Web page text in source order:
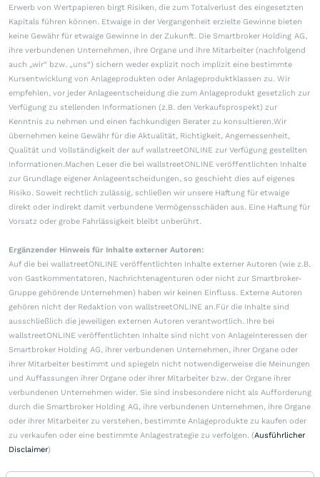
Erwerb von Wertpapieren birgt Risiken, die zum Totalverlust des eingesetzten
Kapitals führen können. Etwaige in der Vergangenheit erzielte Gewinne bieten
keine Gewähr für etwaige Gewinne in der Zukunft. Die Smartbroker Holding AG,
ihre verbundenen Unternehmen, ihre Organe und ihre Mitarbeiter (nachfolgend
auch „wir“ bzw. „uns“) sichern weder explizit noch implizit eine bestimmte
Kursentwicklung von Anlageprodukten oder Anlageproduktklassen zu. Wir
empfehlen, vor jeder Anlageentscheidung die zum Anlageprodukt gesetzlich zur
Verfügung zu stellenden Informationen (z.B. den Verkaufsprospekt) zur
Kenntnis zu nehmen und einen fachkundigen Berater zu konsultieren.Wir
übernehmen keine Gewähr für die Aktualität, Richtigkeit, Angemessenheit,
Qualität und Vollständigkeit der auf wallstreetONLINE zur Verfügung gestellten
Informationen.Machen Leser die bei wallstreetONLINE veröffentlichten Inhalte
zur Grundlage eigener Anlageentscheidungen, so geschieht dies auf eigenes
Risiko. Soweit rechtlich zulässig, schließen wir unsere Haftung für etwaige
direkt oder indirekt damit verbundene Vermögensschäden aus. Eine Haftung für
Vorsatz oder grobe Fahrlässigkeit bleibt unberührt.
Ergänzender Hinweis für Inhalte externer Autoren:
Auf die bei wallstreetONLINE veröffentlichten Inhalte externer Autoren (wie z.B.
von Gastkommentatoren, Nachrichtenagenturen oder nicht zur Smartbroker-
Gruppe gehörende Unternehmen) haben wir keinen Einfluss. Externe Autoren
gehören nicht der Redaktion von wallstreetONLINE an.Für die Inhalte sind
ausschließlich die jeweiligen externen Autoren verantwortlich. Ihre bei
wallstreetONLINE veröffentlichten Inhalte sind nicht von Anlageinteressen der
Smartbroker Holding AG, ihrer verbundenen Unternehmen, ihrer Organe oder
ihrer Mitarbeiter bestimmt und spiegeln nicht notwendigerweise die Meinungen
und Auffassungen ihrer Organe oder ihrer Mitarbeiter bzw. der Organe ihrer
verbundenen Unternehmen wider. Sie sind insbesondere nicht als Aufforderung
durch die Smartbroker Holding AG, ihre verbundenen Unternehmen, ihre Organe
oder ihrer Mitarbeiter zu verstehen, bestimmte Anlageprodukte zu kaufen oder
zu verkaufen oder eine bestimmte Anlagestrategie zu verfolgen. (Ausführlicher
Disclaimer)